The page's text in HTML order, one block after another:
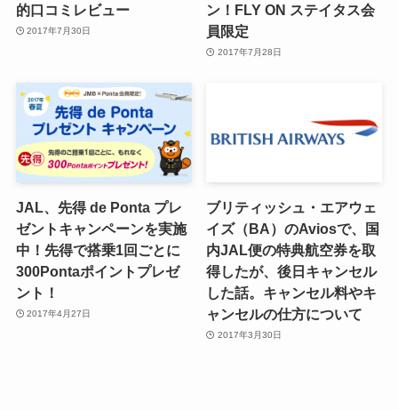
的口コミレビュー
2017年7月30日
ン！FLY ON ステイタス会
員限定
2017年7月28日
JAL、先得 de Ponta プレ
ゼントキャンペーンを実施
中！先得で搭乗1回ごとに
300Pontaポイントプレゼ
ント！
2017年4月27日
ブリティッシュ・エアウェ
イズ（BA）のAviosで、国
内JAL便の特典航空券を取
得したが、後日キャンセル
した話。キャンセル料やキ
ャンセルの仕方について
2017年3月30日